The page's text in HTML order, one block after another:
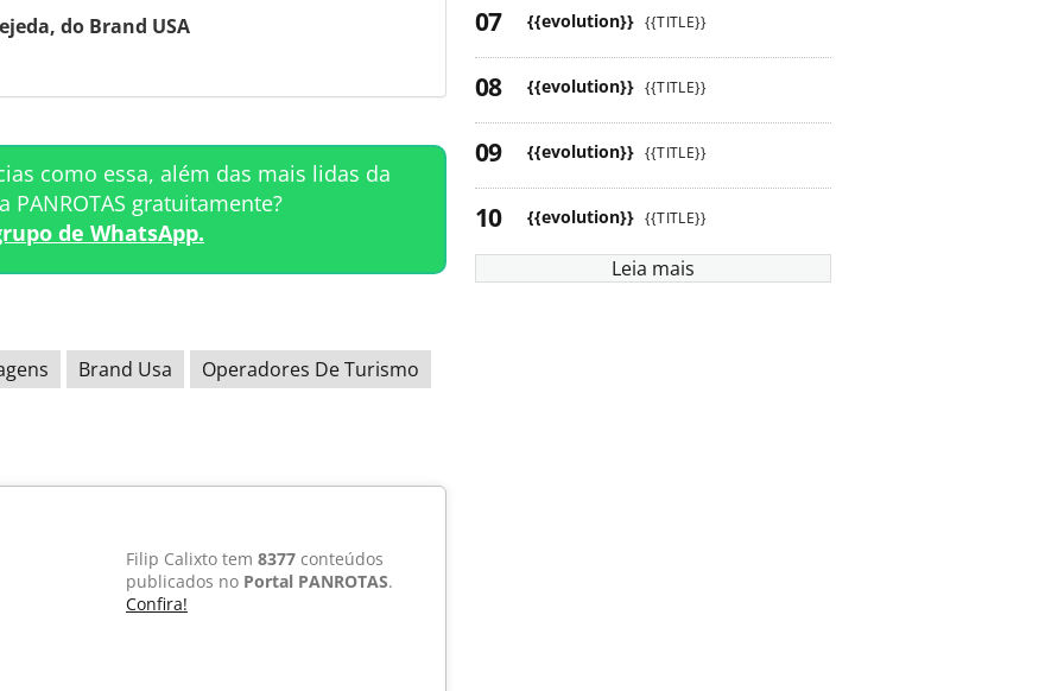
do Brand USA
como essa, além das mais lidas da
PANROTAS gratuitamente?
de WhatsApp.
Brand Usa Operadores De Turismo
Filip Calixto tem 8377 conteúdos
publicados no Portal PANROTAS.
Confira!
{{evolution}} {{TITLE}}
{{evolution}} {{TITLE}}
{{evolution}} {{TITLE}}
{{evolution}} {{TITLE}}
Leia mais